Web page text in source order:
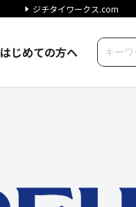
ジチタイワークス.com
はじめての方へ